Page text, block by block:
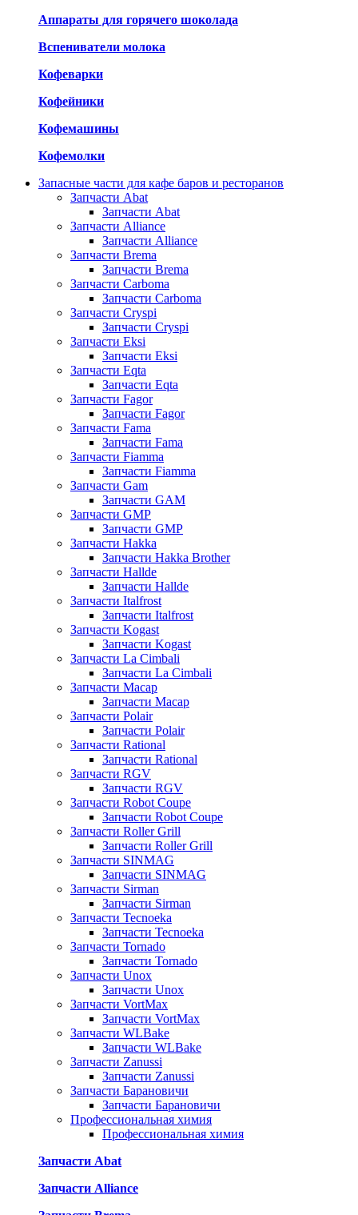
Аппараты для горячего шоколада
Вспениватели молока
Кофеварки
Кофейники
Кофемашины
Кофемолки
Запасные части для кафе баров и ресторанов
Запчасти Abat
Запчасти Abat
Запчасти Alliance
Запчасти Alliance
Запчасти Brema
Запчасти Brema
Запчасти Carboma
Запчасти Carboma
Запчасти Cryspi
Запчасти Cryspi
Запчасти Eksi
Запчасти Eksi
Запчасти Eqta
Запчасти Eqta
Запчасти Fagor
Запчасти Fagor
Запчасти Fama
Запчасти Fama
Запчасти Fiamma
Запчасти Fiamma
Запчасти Gam
Запчасти GAM
Запчасти GMP
Запчасти GMP
Запчасти Hakka
Запчасти Hakka Brother
Запчасти Hallde
Запчасти Hallde
Запчасти Italfrost
Запчасти Italfrost
Запчасти Kogast
Запчасти Kogast
Запчасти La Cimbali
Запчасти La Cimbali
Запчасти Macap
Запчасти Macap
Запчасти Polair
Запчасти Polair
Запчасти Rational
Запчасти Rational
Запчасти RGV
Запчасти RGV
Запчасти Robot Coupe
Запчасти Robot Coupe
Запчасти Roller Grill
Запчасти Roller Grill
Запчасти SINMAG
Запчасти SINMAG
Запчасти Sirman
Запчасти Sirman
Запчасти Tecnoeka
Запчасти Tecnoeka
Запчасти Tornado
Запчасти Tornado
Запчасти Unox
Запчасти Unox
Запчасти VortMax
Запчасти VortMax
Запчасти WLBake
Запчасти WLBake
Запчасти Zanussi
Запчасти Zanussi
Запчасти Барановичи
Запчасти Барановичи
Профессиональная химия
Профессиональная химия
Запчасти Abat
Запчасти Alliance